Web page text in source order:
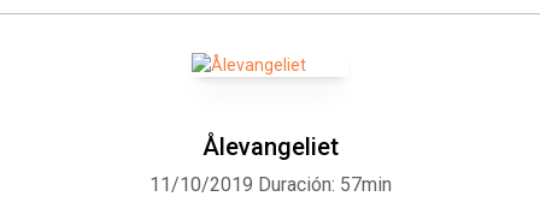
Ålevangeliet
11/10/2019 Duración: 57min